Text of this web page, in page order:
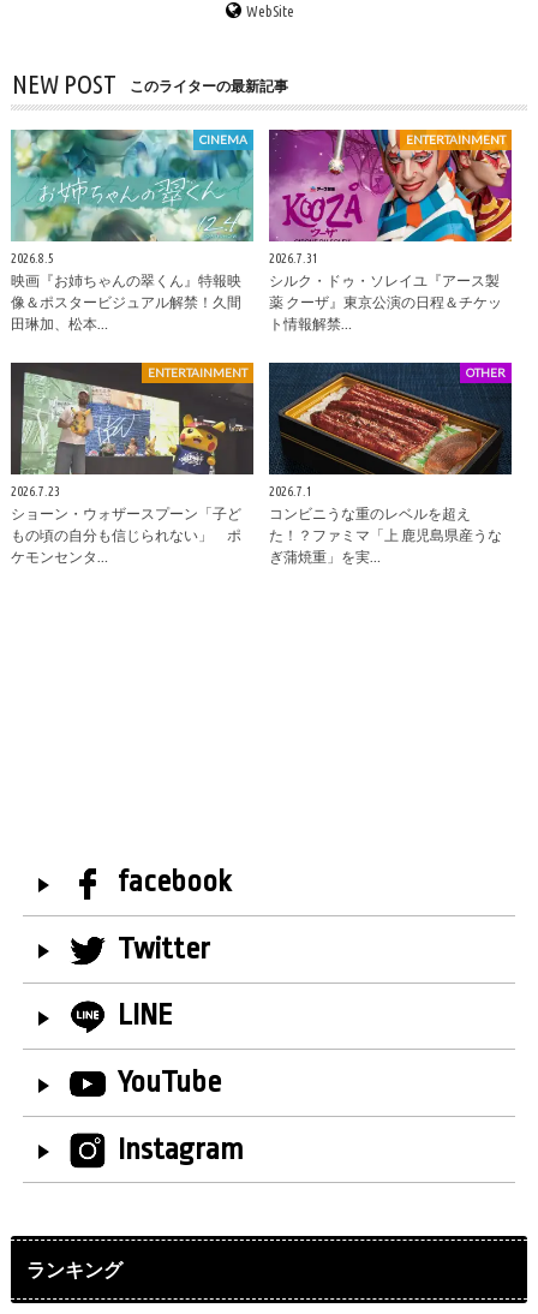
WebSite
NEW POST このライターの最新記事
CINEMA
2026.8.5
映画『お姉ちゃんの翠くん』特報映
像＆ポスタービジュアル解禁！久間
田琳加、松本…
ENTERTAINMENT
2026.7.31
シルク・ドゥ・ソレイユ『アース製
薬 クーザ』東京公演の日程＆チケッ
ト情報解禁…
ENTERTAINMENT
2026.7.23
ショーン・ウォザースプーン「子ど
もの頃の自分も信じられない」 ポ
ケモンセンタ…
OTHER
2026.7.1
コンビニうな重のレベルを超え
た！？ファミマ「上 鹿児島県産うな
ぎ蒲焼重」を実…
facebook
Twitter
LINE
YouTube
Instagram
ランキング